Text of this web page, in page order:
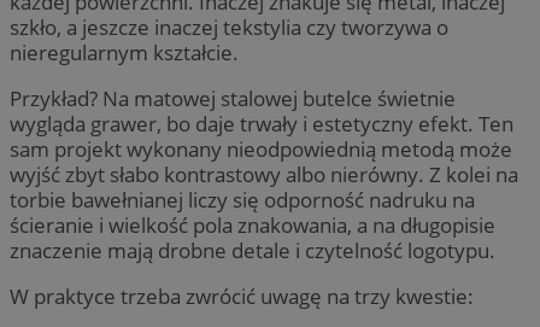
szkło, a jeszcze inaczej tekstylia czy tworzywa o
nieregularnym kształcie.
Przykład? Na matowej stalowej butelce świetnie
wygląda grawer, bo daje trwały i estetyczny efekt. Ten
sam projekt wykonany nieodpowiednią metodą może
wyjść zbyt słabo kontrastowy albo nierówny. Z kolei na
torbie bawełnianej liczy się odporność nadruku na
ścieranie i wielkość pola znakowania, a na długopisie
znaczenie mają drobne detale i czytelność logotypu.
W praktyce trzeba zwrócić uwagę na trzy kwestie: